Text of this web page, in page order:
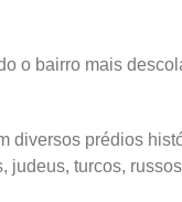
o bairro mais
diversos prédios
judeus, turcos,